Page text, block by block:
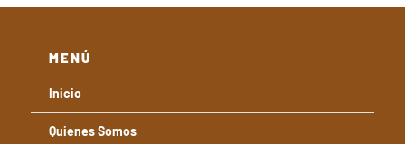
MENÚ
Inicio
Quienes Somos